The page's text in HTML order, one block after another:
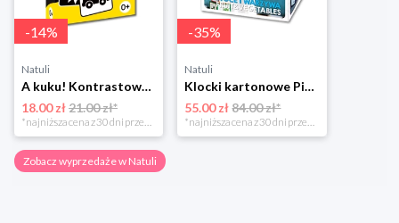
-14%
Natuli
A kuku! Kontrastowe obrazki. Karty kontrastowe + poradnik 0+ Edgard
18.00 zł21.00 zł*
*najniższa cena z 30 dni przed obniżką
-35%
Natuli
Klocki kartonowe Piramida Zabaw. Owoce i Warzywa Piramida zabaw
55.00 zł 84.00 zł*
*najniższa cena z 30 dni przed obniżką
Zobacz wyprzedaże w Natuli